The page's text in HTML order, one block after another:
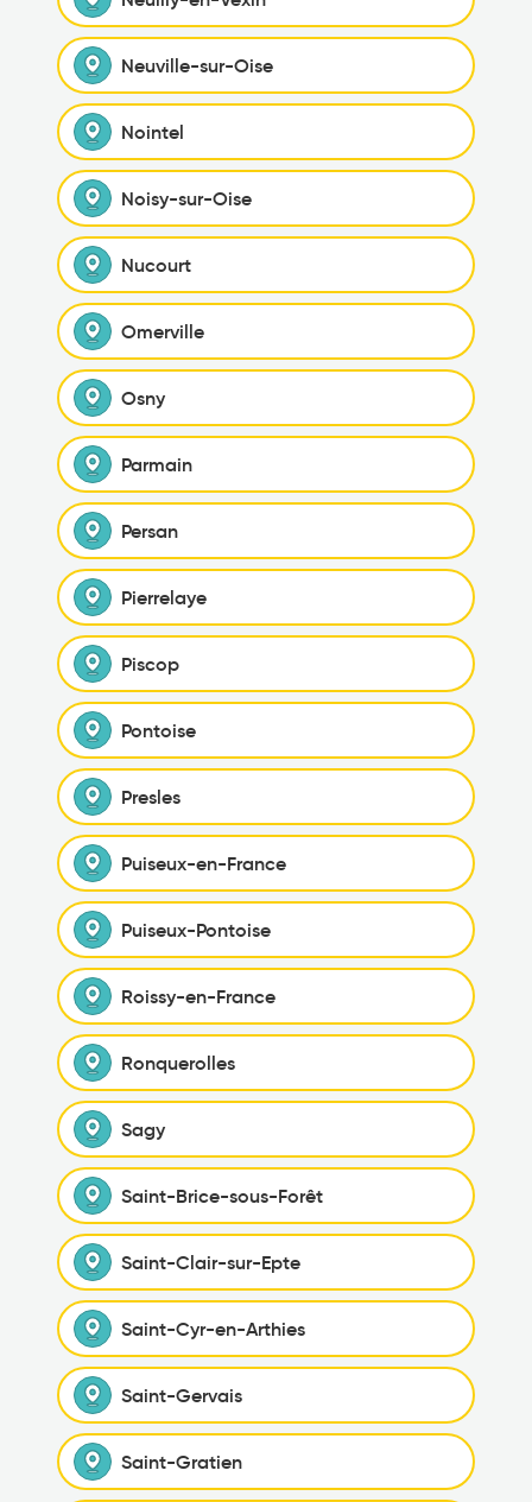
Neuville-sur-Oise
Nointel
Noisy-sur-Oise
Nucourt
Omerville
Osny
Parmain
Persan
Pierrelaye
Piscop
Pontoise
Presles
Puiseux-en-France
Puiseux-Pontoise
Roissy-en-France
Ronquerolles
Sagy
Saint-Brice-sous-Forêt
Saint-Clair-sur-Epte
Saint-Cyr-en-Arthies
Saint-Gervais
Saint-Gratien